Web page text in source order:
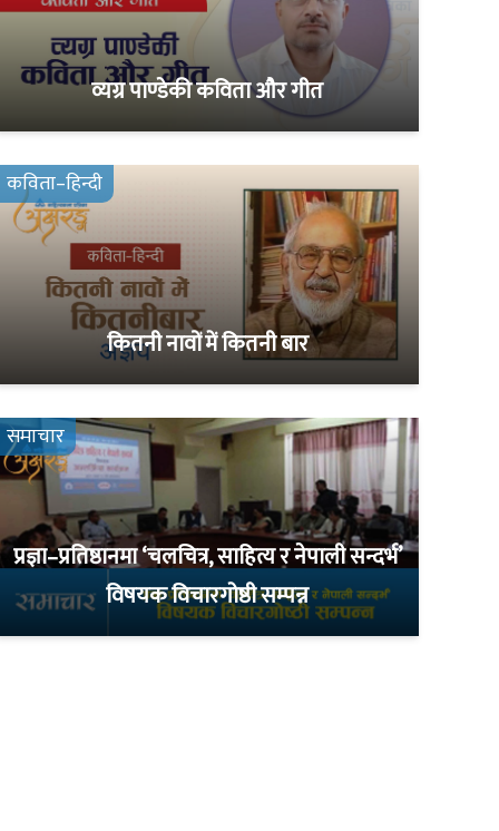
व्यग्र पाण्डेकी कविता और गीत
कविता–हिन्दी
कितनी नावों में कितनी बार
समाचार
प्रज्ञा–प्रतिष्ठानमा ‘चलचित्र, साहित्य र नेपाली सन्दर्भ’
विषयक विचारगोष्ठी सम्पन्न